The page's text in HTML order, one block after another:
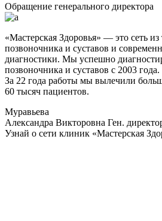
Обращение генерального директора
«Мастерская Здоровья» — это сеть
позвоночника и суставов и
диагностики. Мы успешно
позвоночника и суставов с 2003 года.
За 22 года работы мы вылечили
60 тысяч пациентов.
Муравьева
Александра Викторовна Ген.
Узнай о сети клиник «Мастерская